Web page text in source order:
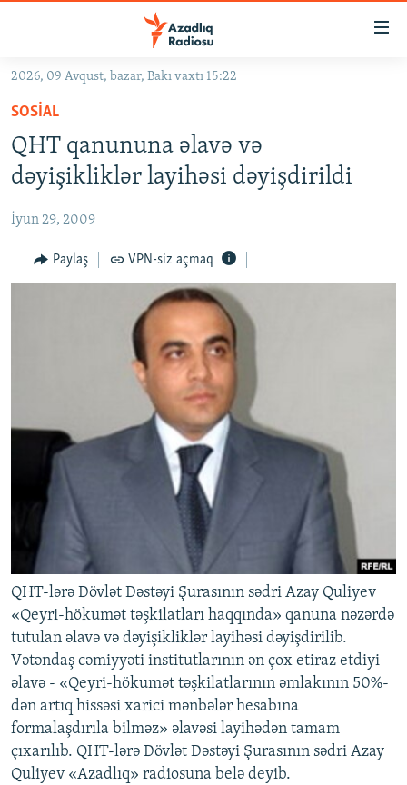
Əsas
qayıt
Əsas
naviqasiyaya
qayıt
Axtarışa
keç
GÜNDƏM
KORRUPSIOMETR
#ƏSLINDƏ
FƏRQƏ BAX
QANUNI DOĞRU
KARIKATURA
AZƏRBAYCAN ƏDƏBIYYATI KITABXANASI
İSLAM VƏ DEMOKRATIYA
İZ - MƏDƏNIYYƏT PROQRAMI
PEŞƏ ETIKASI VƏ JURNALISTIKA STANDARTLARIMIZ
MATERIALLARIMIZDAN ISTIFADƏ
AZADLIQRADIOSU MOBIL TELEFONUNUZDA
BIZIMLƏ ƏLAQƏ
XƏBƏR BÜLLETENLƏRIMIZ
RFE/RL-in bütün saytları
2026, 09 Avqust, bazar, Bakı vaxtı 15:22
SOSIAL
QHT qanununa əlavə və
dəyişikliklər layihəsi dəyişdirildi
İyun 29, 2009
Paylaş VPN-siz açmaq
QHT-lərə Dövlət Dəstəyi Şurasının sədri Azay Quliyev
«Qeyri-hökumət təşkilatları haqqında» qanuna nəzərdə
tutulan əlavə və dəyişikliklər layihəsi dəyişdirilib.
Vətəndaş cəmiyyəti institutlarının ən çox etiraz etdiyi
əlavə - «Qeyri-hökumət təşkilatlarının əmlakının 50%-
dən artıq hissəsi xarici mənbələr hesabına
formalaşdırıla bilməz» əlavəsi layihədən tamam
çıxarılıb. QHT-lərə Dövlət Dəstəyi Şurasının sədri Azay
Quliyev «Azadlıq» radiosuna belə deyib.